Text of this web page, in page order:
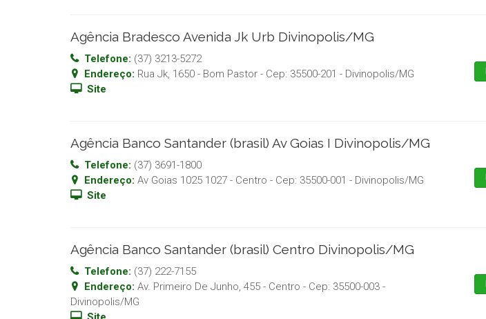
Agência Bradesco Avenida Jk Urb Divinopolis/MG
Telefone: (37) 3213-5272
Endereço: Rua Jk, 1650 - Bom Pastor - Cep: 35500-201 - Divinopolis/MG
Site
Agência Banco Santander (brasil) Av Goias I Divinopolis/MG
Telefone: (37) 3691-1800
Endereço: Av Goias 1025 1027 - Centro - Cep: 35500-001 - Divinopolis/MG
Site
Agência Banco Santander (brasil) Centro Divinopolis/MG
Telefone: (37) 222-7155
Endereço: Av. Primeiro De Junho, 455 - Centro - Cep: 35500-003 -
Divinopolis/MG